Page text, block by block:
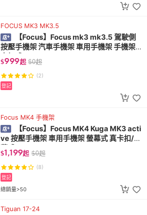
FOCUS MK3 MK3.5
【Focus】Focus mk3 mk3.5 駕駛側
按壓手機架 汽車手機架 車用手機架 手機架
卡扣式/ford
$999起 $0起
(2)
登記
Focus MK4 手機架
【Focus】Focus MK4 Kuga MK3 acti
ve 按壓手機架 車用手機架 螢幕式 真卡扣/螢
幕式/focus
$1,199起 $0起
(8)
總銷量>50
登記
Tiguan 17-24